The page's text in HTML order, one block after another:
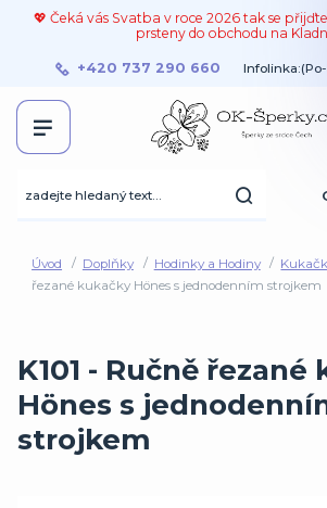
💖 Čeká vás Svatba v roce 2026 tak se
prsteny do obchodu na
+420 737 290 660
Úvod Doplňky Hodinky a Hodiny
řezané kukačky Hönes s jednodenním strojkem
K101 - Ručně řezané
Hönes s
strojkem